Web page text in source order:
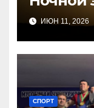
ИЮН 11, 2026
СПОРТ